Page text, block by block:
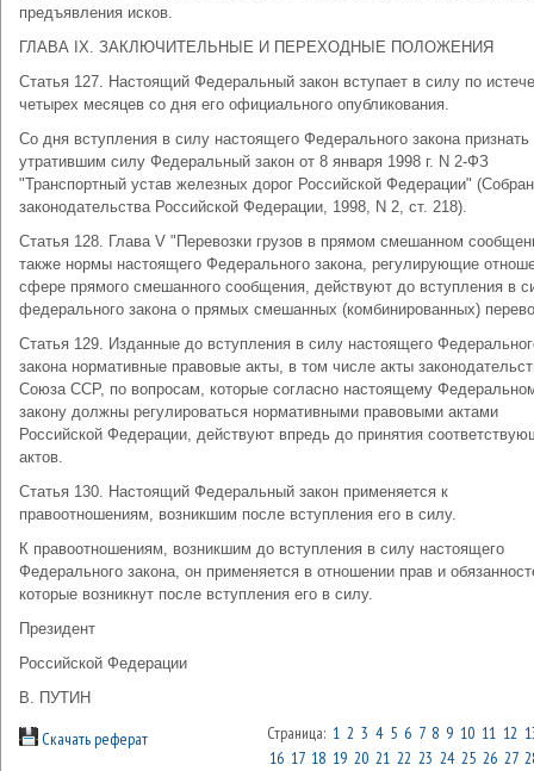
предъявления исков.
ГЛАВА IX. ЗАКЛЮЧИТЕЛЬНЫЕ И ПЕРЕХОДНЫЕ ПОЛОЖЕНИЯ
Статья 127. Настоящий Федеральный закон вступает в силу по
четырех месяцев со дня его официального опубликования.
Со дня вступления в силу настоящего Федерального закона признать
утратившим силу Федеральный закон от 8 января 1998 г. N 2-ФЗ
"Транспортный устав железных дорог Российской Федерации"
законодательства Российской Федерации, 1998, N 2, ст. 218).
Статья 128. Глава V "Перевозки грузов в прямом смешанном
также нормы настоящего Федерального закона, регулирующие
сфере прямого смешанного сообщения, действуют до вступления в
федерального закона о прямых смешанных (комбинированных)
Статья 129. Изданные до вступления в силу настоящего
закона нормативные правовые акты, в том числе акты
Союза ССР, по вопросам, которые согласно настоящему
закону должны регулироваться нормативными правовыми актами
Российской Федерации, действуют впредь до принятия
актов.
Статья 130. Настоящий Федеральный закон применяется к
правоотношениям, возникшим после вступления его в силу.
К правоотношениям, возникшим до вступления в силу настоящего
Федерального закона, он применяется в отношении прав и
которые возникнут после вступления его в силу.
Президент
Российской Федерации
В. ПУТИН
Скачать реферат Страница: 1 2 3 4 5 6 7 8 9 10 11 12
16 17 18 19 20 21 22 23 24 25 26 27